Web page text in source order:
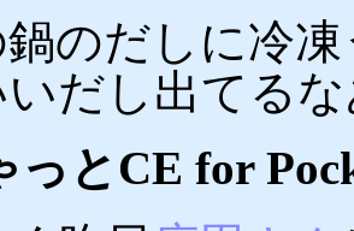
のだしに冷
いだし出てる
っとCE for